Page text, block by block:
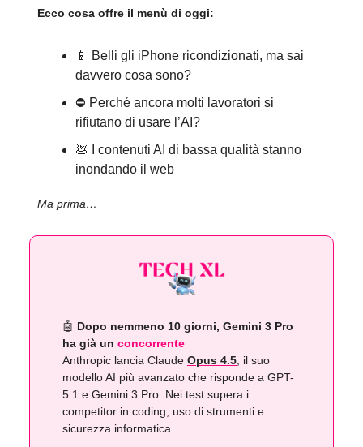
Ecco cosa offre il menù di oggi:
📱 Belli gli iPhone ricondizionati, ma sai
davvero cosa sono?
⛔️ Perché ancora molti lavoratori si
rifiutano di usare l’AI?
💩 I contenuti AI di bassa qualità stanno
inondando il web
Ma prima…
🤖 Dopo nemmeno 10 giorni, Gemini 3 Pro
ha già un concorrente
Anthropic lancia Claude Opus 4.5, il suo
modello AI più avanzato che risponde a GPT-
5.1 e Gemini 3 Pro. Nei test supera i
competitor in coding, uso di strumenti e
sicurezza informatica.